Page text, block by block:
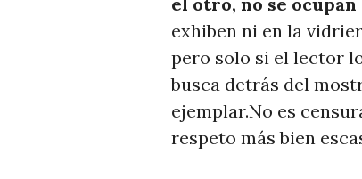
exhiben ni en la
pero solo si el lector
busca detrás del
ejemplar.No es
respeto más bien